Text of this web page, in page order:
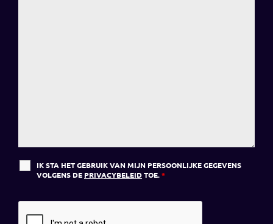
IK STA HET GEBRUIK VAN MIJN PERSOONLIJKE GEGEVENS
VOLGENS DE PRIVACYBELEIDTOE.*